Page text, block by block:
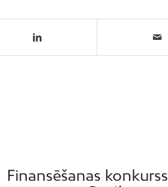
Finansēšanas konkurss